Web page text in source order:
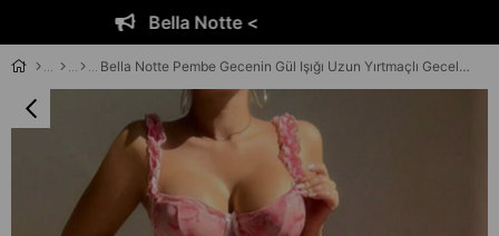
Bella Notte <
Bella Notte Pembe Gecenin Gül Işığı Uzun Yırtmaçlı Gecelik 31509